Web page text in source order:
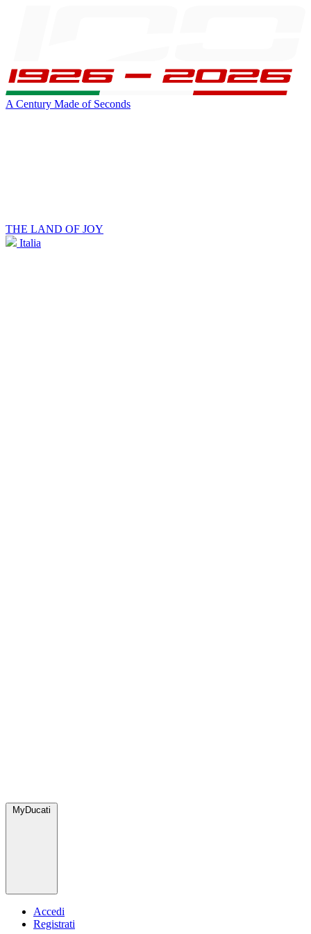
A Century Made of Seconds
THE LAND OF JOY
Italia
MyDucati
Accedi
Registrati